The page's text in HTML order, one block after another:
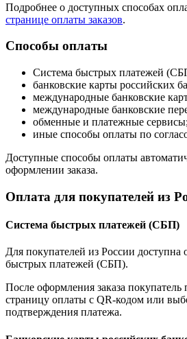
Подробнее о доступных способах
странице оплаты заказов.
Способы оплаты
Система быстрых платежей
банковские карты российских
международные банковские
международные банковские
обменные и платежные сервисы;
иные способы оплаты по
Доступные способы оплаты
оформлении заказа.
Оплата для покупателей из
Система быстрых платежей (СБП)
Для покупателей из России доступна
быстрых платежей (СБП).
После оформления заказа покупатель
страницу оплаты с QR-кодом или
подтверждения платежа.